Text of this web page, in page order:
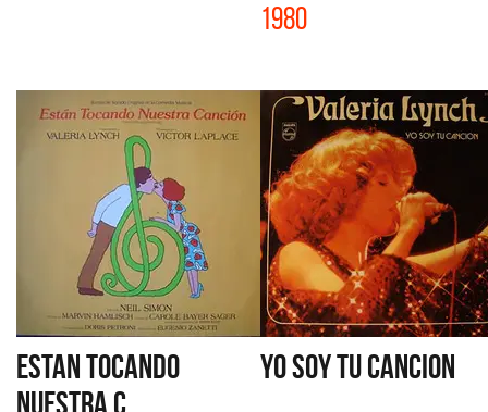
1980
ESTAN TOCANDO
NUESTRA C...
YO SOY TU CANCION